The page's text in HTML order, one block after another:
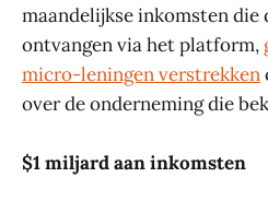
maandelijkse inkomsten die
ontvangen via het platform,
micro-leningen verstrekken
over de onderneming die
$1 miljard aan inkomsten